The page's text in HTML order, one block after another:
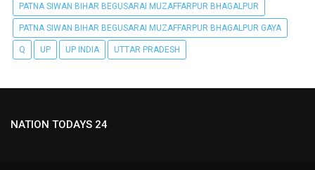
PATNA SIWAN BIHAR BEGUSARAI MUZAFFARPUR BHAGALPUR
PATNA SIWAN BIHAR BEGUSARAI MUZAFFARPUR BHAGALPUR GAYA
Q UP UP INDIA UTTAR PRADESH
NATION TODAYS 24